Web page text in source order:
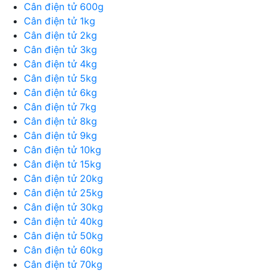
Cân điện tử 600g
Cân điện tử 1kg
Cân điện tử 2kg
Cân điện tử 3kg
Cân điện tử 4kg
Cân điện tử 5kg
Cân điện tử 6kg
Cân điện tử 7kg
Cân điện tử 8kg
Cân điện tử 9kg
Cân điện tử 10kg
Cân điện tử 15kg
Cân điện tử 20kg
Cân điện tử 25kg
Cân điện tử 30kg
Cân điện tử 40kg
Cân điện tử 50kg
Cân điện tử 60kg
Cân điện tử 70kg